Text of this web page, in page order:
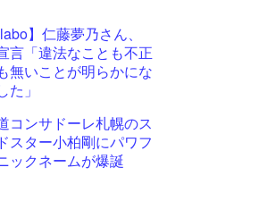
】仁藤夢乃さん、
言「違法なことも不正
無いことが明らかにな
た」
コンサドーレ札幌のス
スター小柏剛にパワフ
ックネームが爆誕